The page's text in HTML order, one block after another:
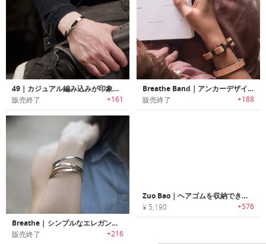
49｜カジュアル編み込みが印象的なスターリングシルバーブレスレット
販売終了 +161
Breathe Band｜アンカーデザインレザーブレスレット「ブリーズバンド」
販売終了 +188
Breathe | シンプルなエレガントさのミニマルデザインブレスレッド
販売終了 +216
Zuo Bao｜ヘアゴムを収納できるステンレススチールブレスレット
¥ 5,190 +576